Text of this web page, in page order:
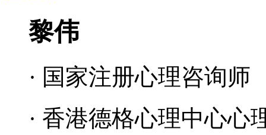
黎伟
· 国家注册心理咨询师
· 香港德格心理中心心